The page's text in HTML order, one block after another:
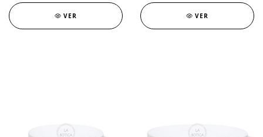
VER VER